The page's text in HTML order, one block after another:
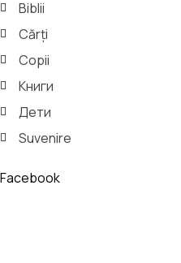
Biblii
Cărți
Copii
Книги
Дети
Suvenire
Facebook